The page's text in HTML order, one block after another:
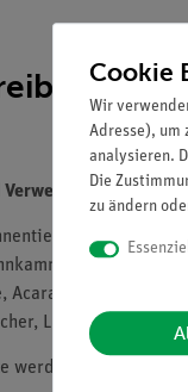
und
3.
Acarapis woodi.
Lithobius,
werden in einem
Cookie
Wir
Adresse), um
analysieren.
Die
zu ändern